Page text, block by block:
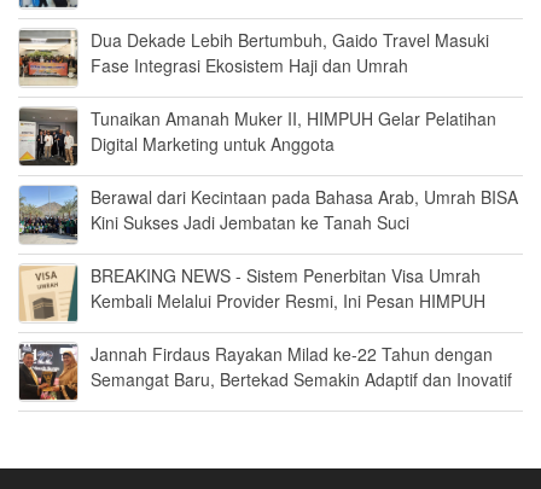
Dua Dekade Lebih Bertumbuh, Gaido Travel Masuki
Fase Integrasi Ekosistem Haji dan Umrah
Tunaikan Amanah Muker II, HIMPUH Gelar Pelatihan
Digital Marketing untuk Anggota
Berawal dari Kecintaan pada Bahasa Arab, Umrah BISA
Kini Sukses Jadi Jembatan ke Tanah Suci
BREAKING NEWS - Sistem Penerbitan Visa Umrah
Kembali Melalui Provider Resmi, Ini Pesan HIMPUH
Jannah Firdaus Rayakan Milad ke-22 Tahun dengan
Semangat Baru, Bertekad Semakin Adaptif dan Inovatif